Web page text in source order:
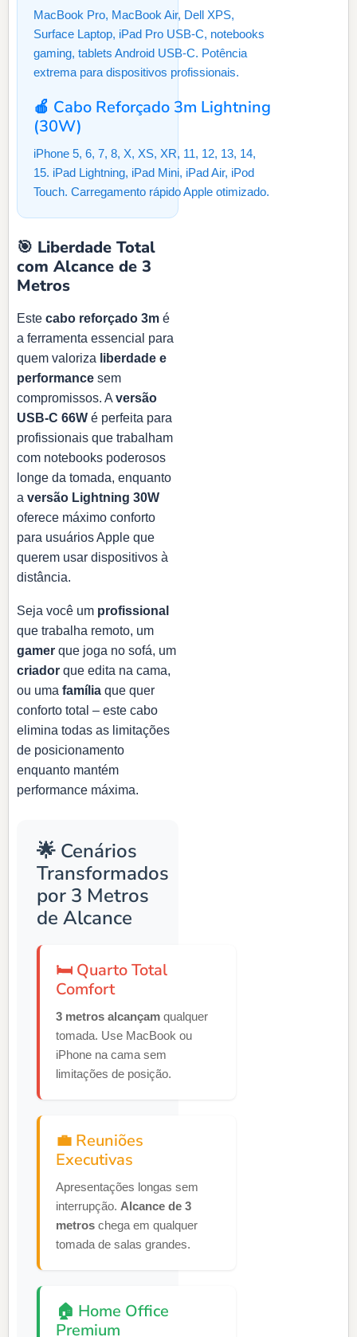
MacBook Pro, MacBook Air, Dell XPS,
Surface Laptop, iPad Pro USB-C, notebooks
gaming, tablets Android USB-C. Potência
extrema para dispositivos profissionais.
🍎 Cabo Reforçado 3m Lightning
(30W)
iPhone 5, 6, 7, 8, X, XS, XR, 11, 12, 13, 14,
15. iPad Lightning, iPad Mini, iPad Air, iPod
Touch. Carregamento rápido Apple otimizado.
🎯 Liberdade Total
com Alcance de 3
Metros
Este cabo reforçado 3m é
a ferramenta essencial para
quem valoriza liberdade e
performance sem
compromissos. A versão
USB-C 66W é perfeita para
profissionais que trabalham
com notebooks poderosos
longe da tomada, enquanto
a versão Lightning 30W
oferece máximo conforto
para usuários Apple que
querem usar dispositivos à
distância.
Seja você um profissional
que trabalha remoto, um
gamer que joga no sofá, um
criador que edita na cama,
ou uma família que quer
conforto total – este cabo
elimina todas as limitações
de posicionamento
enquanto mantém
performance máxima.
🌟 Cenários
Transformados
por 3 Metros
de Alcance
🛏️ Quarto Total
Comfort
3 metros alcançam qualquer
tomada. Use MacBook ou
iPhone na cama sem
limitações de posição.
💼 Reuniões
Executivas
Apresentações longas sem
interrupção. Alcance de 3
metros chega em qualquer
tomada de salas grandes.
🏠 Home Office
Premium